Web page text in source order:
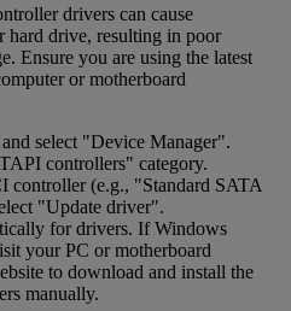
drivers can cause
hard drive, resulting in poor
Ensure you are using the latest
or motherboard
select "Device Manager".
controllers" category.
(e.g., "Standard SATA
"Update driver".
for drivers. If Windows
your PC or motherboard
to download and install the
manually.